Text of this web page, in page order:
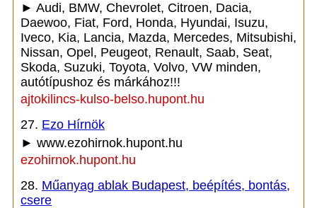
► Audi, BMW, Chevrolet, Citroen, Dacia,
Daewoo, Fiat, Ford, Honda, Hyundai, Isuzu,
Iveco, Kia, Lancia, Mazda, Mercedes, Mitsubishi,
Nissan, Opel, Peugeot, Renault, Saab, Seat,
Skoda, Suzuki, Toyota, Volvo, VW minden,
autótípushoz és márkához!!!
ajtokilincs-kulso-belso.hupont.hu
27. Ezo Hírnök
► www.ezohirnok.hupont.hu
ezohirnok.hupont.hu
28. Műanyag ablak Budapest, beépítés, bontás,
csere